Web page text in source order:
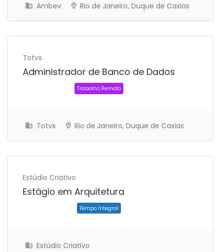
Estágio
Ambev Rio de Janeiro, Duque de Caxias
Totvs
Administrador de Banco de Dados
Totvs Rio de Janeiro, Duque de Caxias
Estúdio Criativo
Estágio em Arquitetura
Estúdio Criativo